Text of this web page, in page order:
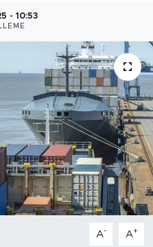
- 10:53
A- A+